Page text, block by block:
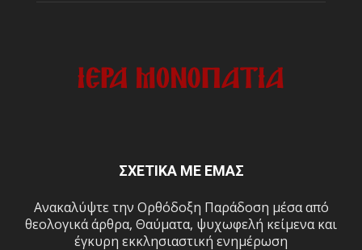
ΣΧΕΤΙΚΑ ΜΕ ΕΜΑΣ
Ανακαλύψτε την Ορθόδοξη Παράδοση μέσα από
θεολογικά άρθρα, Θαύματα, ψυχωφελή κείμενα και
έγκυρη εκκλησιαστική ενημέρωση